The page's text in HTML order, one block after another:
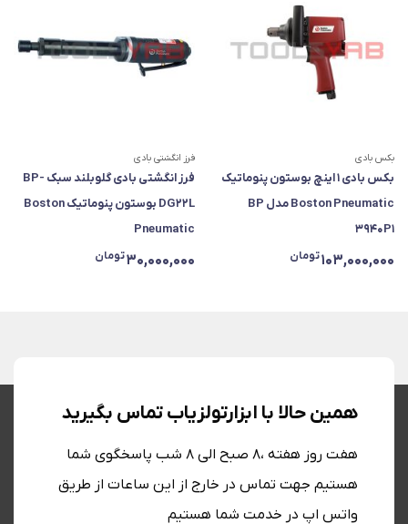
بکس بادی
بکس بادی ۱ اینچ بوستون پنوماتیک
Boston Pneumatic مدل BP
3940P1
103,000,000تومان
فرز انگشتی بادی
فرز انگشتی بادی گلوبلند سبک BP-
DG22L بوستون پنوماتیک Boston
Pneumatic
30,000,000تومان
همین حالا با ابزارتولزیاب تماس بگیرید
هفت روز هفته ،8 صبح الی 8 شب پاسخگوی شما
هستیم جهت تماس در خارج از این ساعات از طریق
واتس اپ در خدمت شما هستیم